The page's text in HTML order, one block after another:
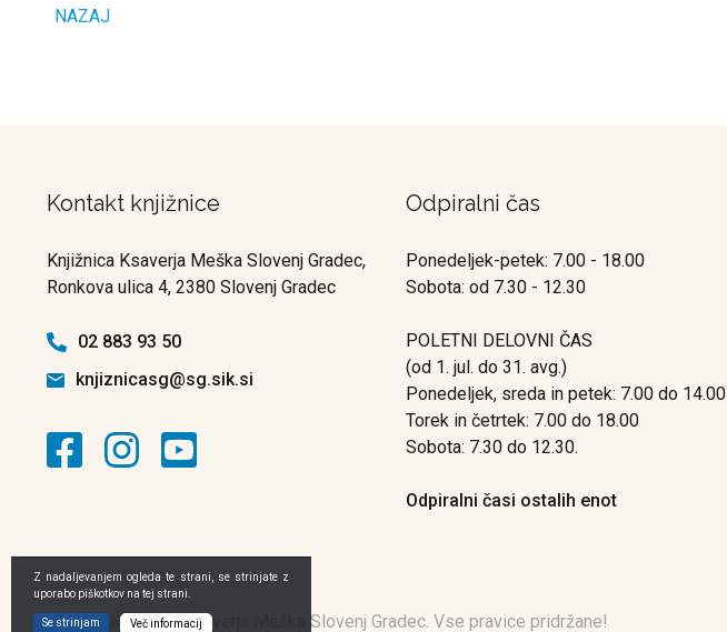
NAZAJ
Kontakt knjižnice
Knjižnica Ksaverja Meška Slovenj Gradec,
Ronkova ulica 4, 2380 Slovenj Gradec
02 883 93 50
knjiznicasg@sg.sik.si
Odpiralni čas
Ponedeljek-petek: 7.00 - 18.00
Sobota: od 7.30 - 12.30
POLETNI DELOVNI ČAS
(od 1. jul. do 31. avg.)
Ponedeljek, sreda in petek: 7.00 do 14.00
Torek in četrtek: 7.00 do 18.00
Sobota: 7.30 do 12.30.
Odpiralni časi ostalih enot
© 2021 Knjižnica Ksaverja Meška Slovenj Gradec. Vse pravice pridržane!
Z nadaljevanjem ogleda te strani, se strinjate z
uporabo piškotkov na tej strani.
Se strinjam Več informacij